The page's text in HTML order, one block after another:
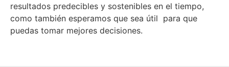
resultados predecibles y sostenibles en el tiempo,
como también esperamos que sea útil para que
puedas tomar mejores decisiones.